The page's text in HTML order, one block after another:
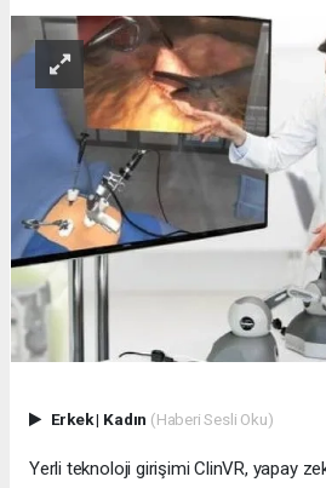
Erkek| Kadın (Haberi Sesli Oku)
Yerli teknoloji girişimi ClinVR, yapay